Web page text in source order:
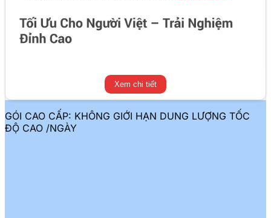
Xem chi tiết
GÓI CAO CẤP: KHÔNG GIỚI HẠN DUNG LƯỢNG TỐC
ĐỘ CAO /NGÀY